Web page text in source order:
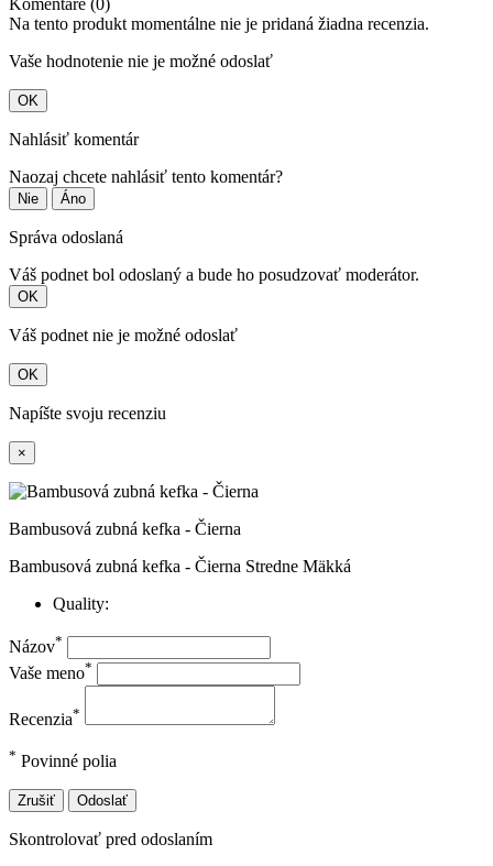
Komentáre (0)
Na tento produkt momentálne nie je pridaná žiadna recenzia.
Vaše hodnotenie nie je možné odoslať
OK
Nahlásiť komentár
Naozaj chcete nahlásiť tento komentár?
Nie Áno
Správa odoslaná
Váš podnet bol odoslaný a bude ho posudzovať moderátor.
OK
Váš podnet nie je možné odoslať
OK
Napíšte svoju recenziu
×
Bambusová zubná kefka - Čierna
Bambusová zubná kefka - Čierna Stredne Mäkká
Quality:
Názov*
Vaše meno*
Recenzia*
* Povinné polia
Zrušiť Odoslať
Skontrolovať pred odoslaním